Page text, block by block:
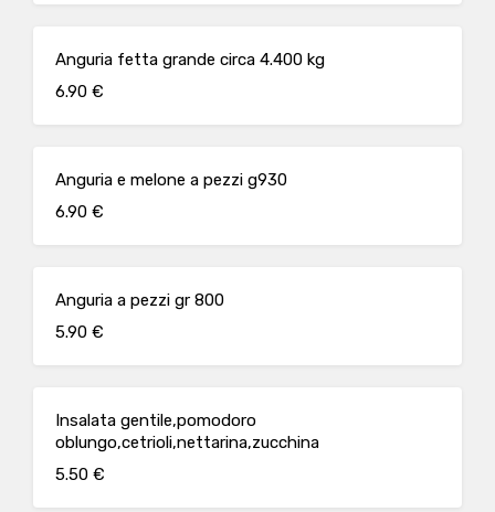
Anguria fetta grande circa 4.400 kg
6.90 €
Anguria e melone a pezzi g930
6.90 €
Anguria a pezzi gr 800
5.90 €
Insalata gentile,pomodoro
oblungo,cetrioli,nettarina,zucchina
5.50 €